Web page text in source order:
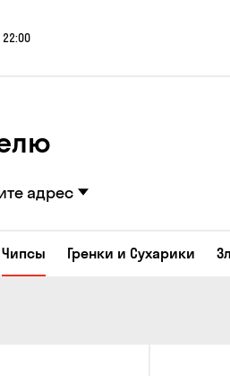
адрес
Чипсы Гренки и Сухарики